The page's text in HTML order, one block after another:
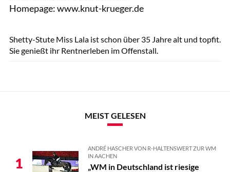
Homepage: www.knut-krueger.de
Shetty-Stute Miss Lala ist schon über 35 Jahre alt und topfit.
Sie genießt ihr Rentnerleben im Offenstall.
MEIST GELESEN
1
ANDRÉ HASCHER VON R-HALTENSWERT ZUR WM
IN AACHEN
„WM in Deutschland ist riesige